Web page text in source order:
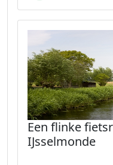
Een flinke
IJsselmonde